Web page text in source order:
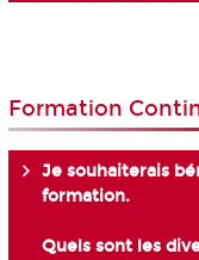
Formation
Je souhaiterais
formation.
Quels sont les